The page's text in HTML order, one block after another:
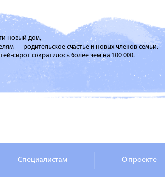
новый дом,
— родительское счастье и новых членов семьи.
сирот сократилось более чем на 100 000.
Специалистам О проекте